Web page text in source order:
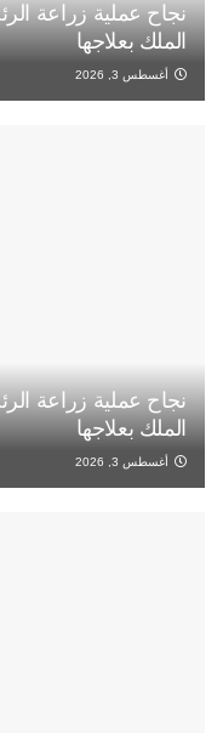
نجاح عملية زراعة
الملك بعلاجها
أغسطس 3, 2026
نجاح عملية زراعة
الملك بعلاجها
أغسطس 3, 2026